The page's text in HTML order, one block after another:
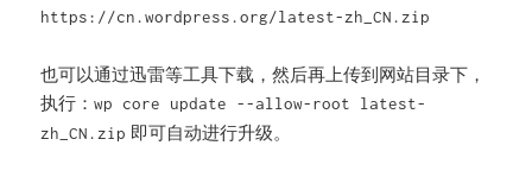
https://cn.wordpress.org/latest-zh_CN.zip
也可以通过迅雷等工具下载，然后再上传到网站目录下，
执行：wp core update --allow-root latest-
zh_CN.zip 即可自动进行升级。